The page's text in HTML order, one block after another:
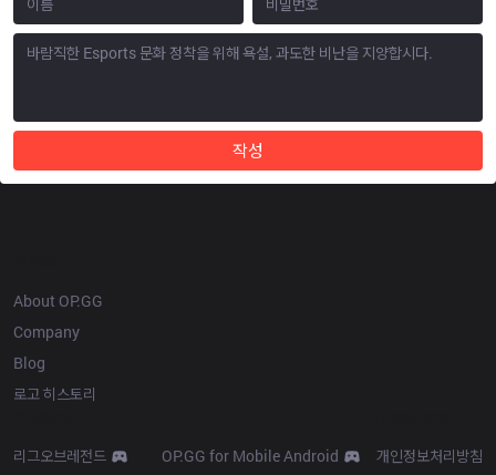
작성
About OP.GG
Company
Blog
로고 히스토리
리그오브레전드
OP.GG for Mobile Android
개인정보처리방침